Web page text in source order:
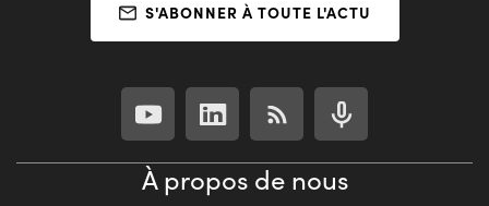
S'ABONNER À TOUTE L'ACTU
À propos de nous